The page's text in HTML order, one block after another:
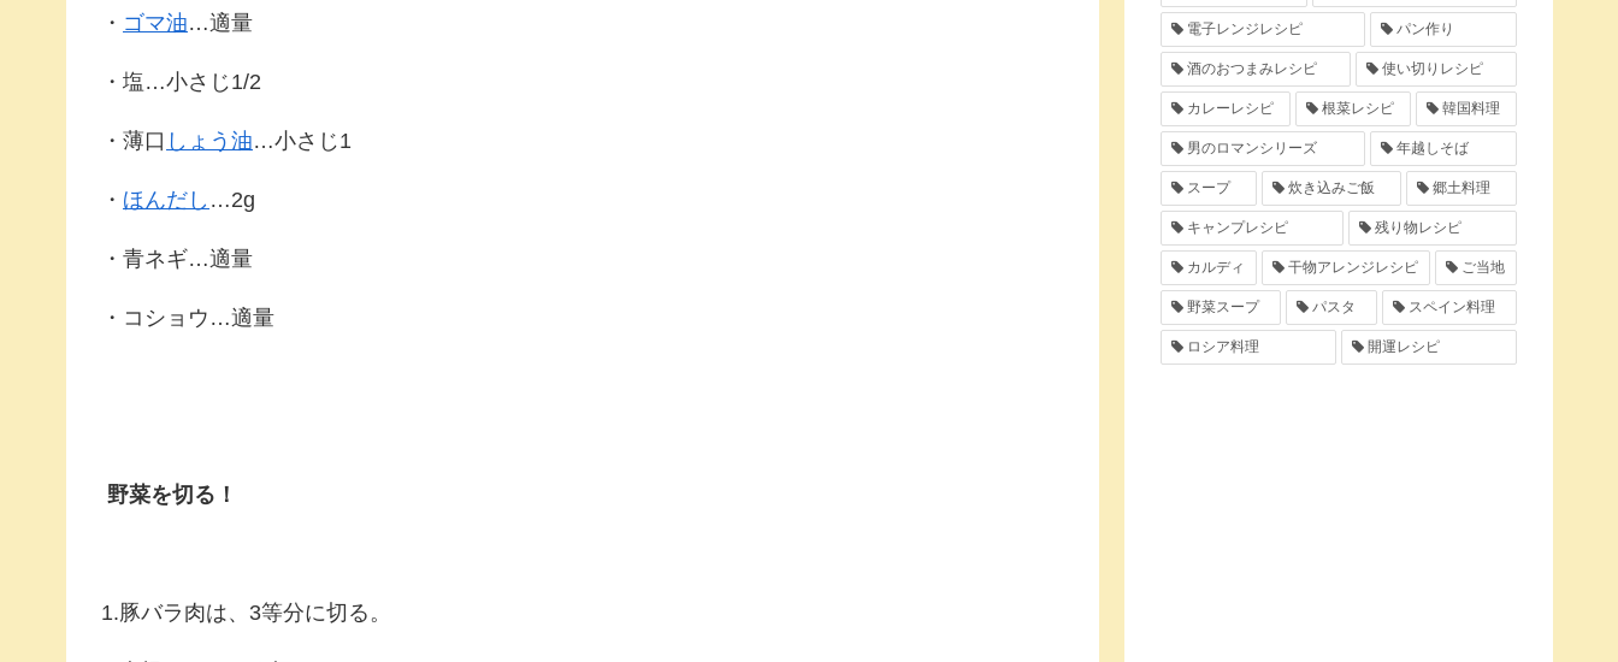
・ ゴマ油…適量
・塩…小さじ1/2
・薄口 しょう油…小さじ1
・ ほんだし …2g
・青ネギ…適量
・コショウ…適量
野菜を切る！
1.豚バラ肉は、3等分に切る。
電子レンジレシピ パン作り
酒のおつまみレシピ 使い切りレシピ
カレーレシピ 根菜レシピ 韓国料理
男のロマンシリーズ 年越しそば
スープ 炊き込みご飯 郷土料理
キャンプレシピ 残り物レシピ
カルディ 干物アレンジレシピ ご当地
野菜スープ パスタ スペイン料理
ロシア料理 開運レシピ